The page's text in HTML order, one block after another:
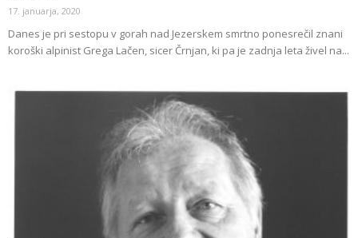
17. januarja, 2020
Danes je pri sestopu v gorah nad Jezerskem smrtno ponesrečil znani
koroški alpinist Grega Lačen, sicer Črnjan, ki pa je zadnja leta živel na...